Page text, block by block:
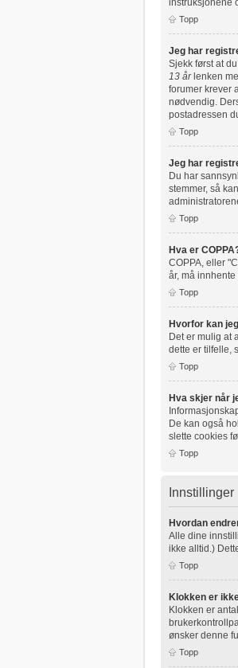
Topp
Jeg har
Sjekk først at
13 årlenken
forumer krever
nødvendig.
postadressen
Topp
Jeg har
Du har
stemmer, så
Topp
Hva er
COPPA, eller
år, må
Topp
Hvorfor kan
Det er mulig at
dette er tilfelle,
Topp
Hva skjer når
De kan også
slette cookies
Topp
Innstillinger
Hvordan
Alle dine
ikke alltid.)
Topp
Klokken er
Klokken er
ønsker denne
Topp